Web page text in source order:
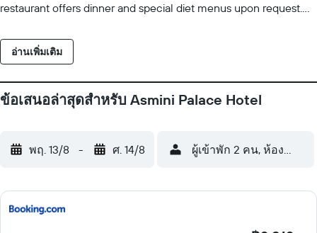
restaurant offers dinner and special diet menus upon request.
can relax on the sun terrace or in the guest lounge. The beach
is within 1 km, attractions including the Forodhani Gardens and
available in public areas, and an airport shuttle can be arranged
at an additional fee.
อ่านเพิ่มเติม
ข้อเสนอล่าสุดสำหรับ Asmini Palace Hotel
พฤ. 13/8 - ศ. 14/8 ผู้เข้าพัก 2 คน, ห้องพัก 1